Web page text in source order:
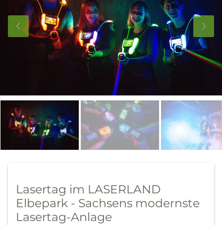
Lasertag im LASERLAND
Elbepark - Sachsens modernste
Lasertag-Anlage